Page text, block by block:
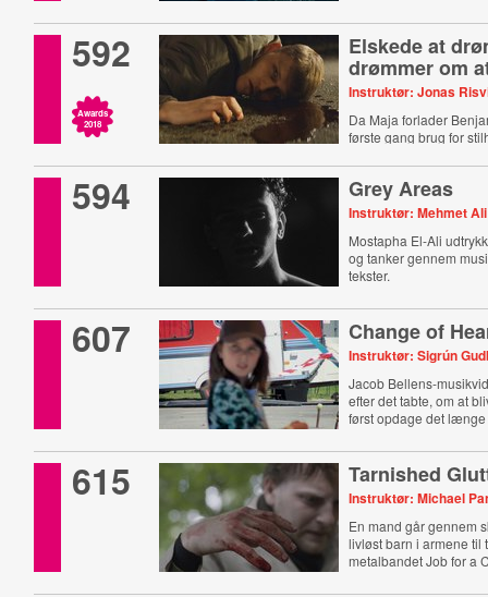
592
Awards
2018
Elskede at
drømmer om
Instruktør: Jonas
Da Maja forlader
første gang brug for
594 Grey Areas
Instruktør: Mehmet
Mostapha El-Ali
og tanker gennem
tekster.
607 Change of
Instruktør: Sigrún
Jacob Bellens-
efter det tabte, om at
først opdage det længe
615 Tarnished
Instruktør: Michael
En mand går gennem
livløst barn i armene til
metalbandet Job for a